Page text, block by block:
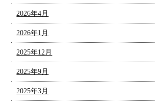
2026年4月
2026年1月
2025年12月
2025年9月
2025年3月